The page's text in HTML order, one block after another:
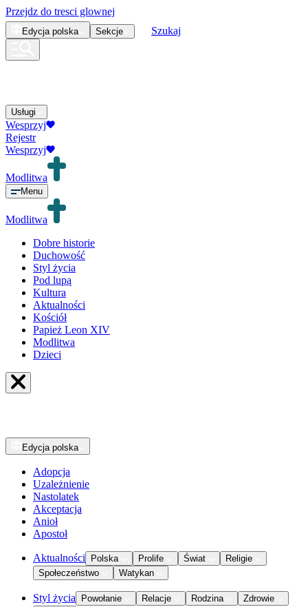
Przejdz do tresci glownej
Edycja polska Sekcje Szukaj
Usługi
Wesprzyj
Rejestr
Wesprzyj
Modlitwa
Menu
Modlitwa
Dobre historie
Duchowość
Styl życia
Pod lupą
Kultura
Aktualności
Kościół
Papież Leon XIV
Modlitwa
Dzieci
Edycja polska
Adopcja
Uzależnienie
Nastolatek
Akceptacja
Anioł
Apostoł
Aktualności Polska Prolife Świat
Religie
Społeczeństwo
Watykan
Styl życia Powołanie Relacje Rodzina
Zdrowie